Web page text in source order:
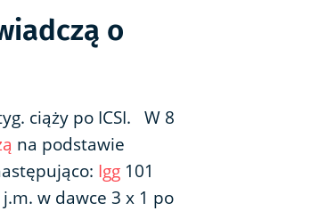
o
ciąży po ICSI. W 8
na podstawie
Igg 101
w dawce 3 x 1 po